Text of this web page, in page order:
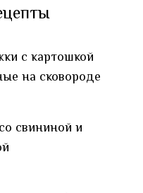
с картошкой
на сковороде
свининой и